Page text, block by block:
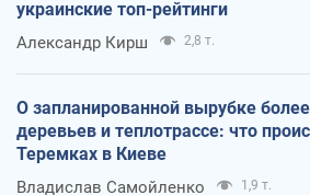
украинские топ-рейтинги
Александр Кирш 2,8 т.
О запланированной вырубке
деревьев и теплотрассе: что
Теремках в Киеве
Владислав Самойленко 1,9 т.